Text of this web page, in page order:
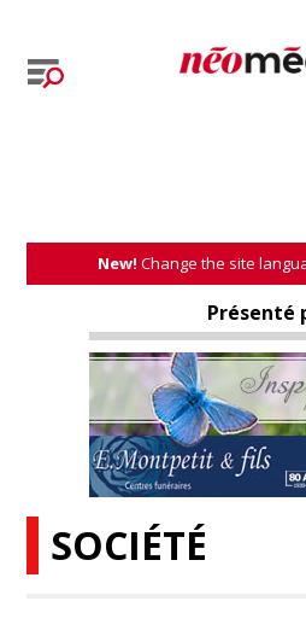
New! Change the site
Présenté
SOCIÉTÉ